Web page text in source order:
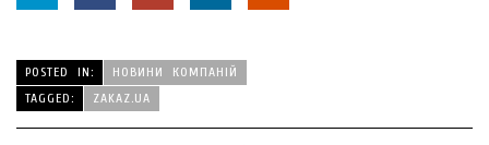
POSTED IN:
НОВИНИ КОМПАНІЙ
TAGGED:
ZAKAZ.UА